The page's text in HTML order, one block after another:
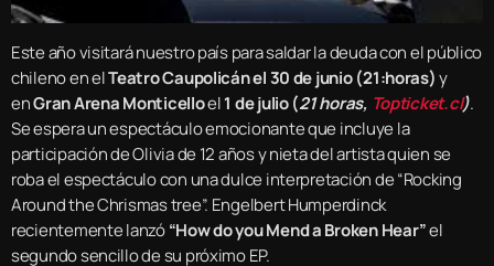
Este año visitará nuestro país para saldar la deuda con el público
chileno en elTeatro Caupolicán el 30 de junio (21:horas)y
enGran Arena Monticelloel1 de julio (21 horas, Topticket.cl).
Se espera un espectáculo emocionante que incluye la
participación de Olivia de 12 años y nieta del artista quien se
roba el espectáculo con una dulce interpretación de “Rocking
Around the Chrismas tree”. Engelbert Humperdinck
recientemente lanzó“How do you Mend a Broken Hear”el
segundo sencillo de su próximo EP.